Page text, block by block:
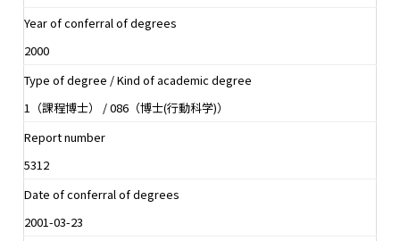
Year of conferral of degrees
2000
Type of degree / Kind of academic degree
1（課程博士） / 086（博士(行動科学)）
Report number
5312
Date of conferral of degrees
2001-03-23